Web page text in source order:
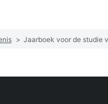
> Jaarboek voor de studie